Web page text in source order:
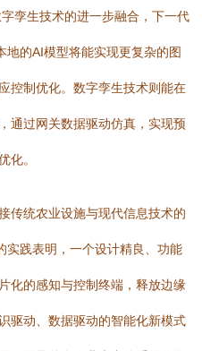
孪生技术的进一步融合，下一代
地的AI模型将能实现更复杂的图
控制优化。数字孪生技术则能在
通过网关数据驱动仿真，实现预
化。
传统农业设施与现代信息技术的
实践表明，一个设计精良、功能
化的感知与控制终端，释放边缘
驱动、数据驱动的智能化新模式